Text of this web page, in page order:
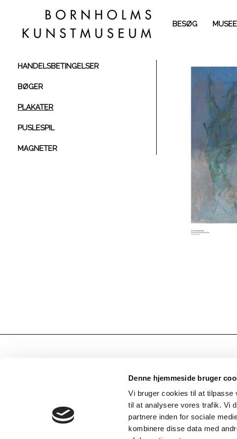
Denne hjemmeside bruger
Vi bruger cookies til at tilpasse
til at analysere vores trafik. Vi
partnere inden for sociale
kombinere disse data med
BESØG
HANDELSBETINGELSER
BØGER
PLAKATER
PUSLESPIL
MAGNETER
Otto Bruuns Plads 1
3760 Gudhjem
KONTAKT
+45 56 48 43 86